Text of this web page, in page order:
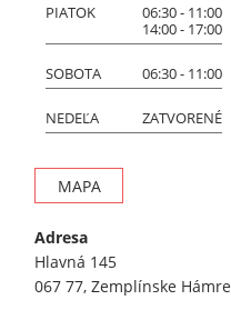
PIATOK
06:30 - 11:00
14:00 - 17:00
SOBOTA 06:30 - 11:00
NEDEĽA ZATVORENÉ
MAPA
Adresa
Hlavná 145
067 77, Zemplínske Hámre